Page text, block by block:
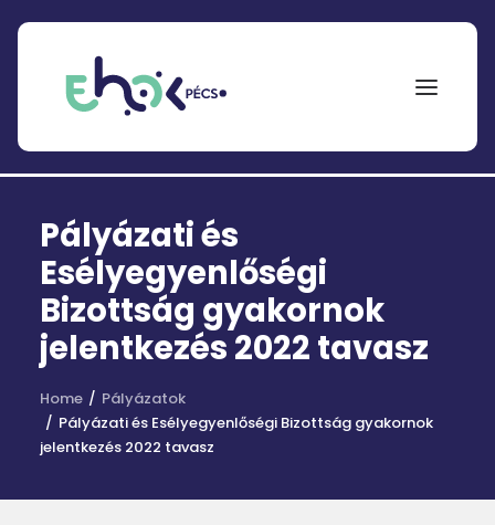
NEPTUN
Search
for:
EHÖK
ÖSZTÖNDÍJAK
PÁLYÁZATOK
KOLLÉGIUMOK
Pályázati és
Esélyegyenlőségi
Bizottság gyakornok
jelentkezés 2022 tavasz
Home
Pályázatok
Pályázati és Esélyegyenlőségi Bizottság gyakornok
jelentkezés 2022 tavasz